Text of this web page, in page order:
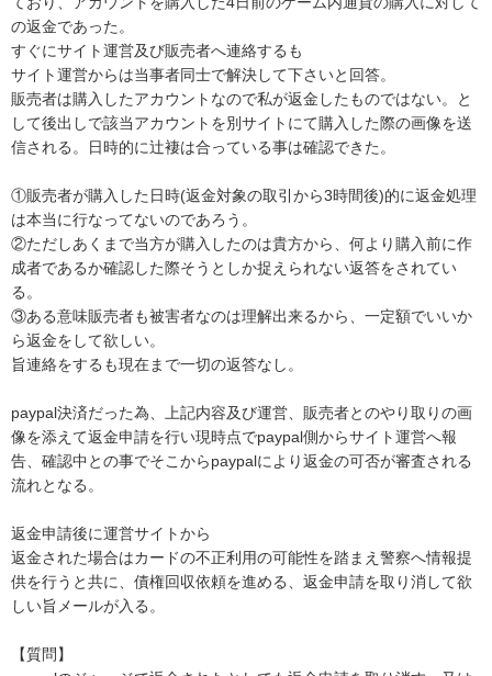
の返金であった。
すぐにサイト運営及び販売者へ連絡するも
サイト運営からは当事者同士で解決して下さいと回答。
販売者は購入したアカウントなので私が返金したものではない。と
して後出しで該当アカウントを別サイトにて購入した際の画像を送
信される。日時的に辻褄は合っている事は確認できた。
①販売者が購入した日時(返金対象の取引から3時間後)的に返金処理
は本当に行なってないのであろう。
②ただしあくまで当方が購入したのは貴方から、何より購入前に作
成者であるか確認した際そうとしか捉えられない返答をされてい
る。
③ある意味販売者も被害者なのは理解出来るから、一定額でいいか
ら返金をして欲しい。
旨連絡をするも現在まで一切の返答なし。
paypal決済だった為、上記内容及び運営、販売者とのやり取りの画
像を添えて返金申請を行い現時点でpaypal側からサイト運営へ報
告、確認中との事でそこからpaypalにより返金の可否が審査される
流れとなる。
返金申請後に運営サイトから
返金された場合はカードの不正利用の可能性を踏まえ警察へ情報提
供を行うと共に、債権回収依頼を進める、返金申請を取り消して欲
しい旨メールが入る。
【質問】